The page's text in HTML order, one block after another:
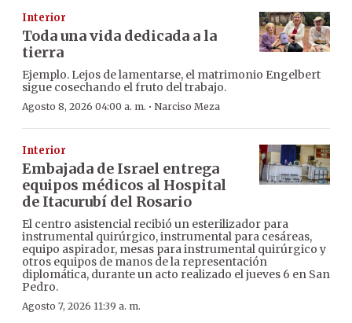
Interior
Toda una vida dedicada a la
tierra
Ejemplo. Lejos de lamentarse, el matrimonio Engelbert
sigue cosechando el fruto del trabajo.
Agosto 8, 2026 04:00 a. m. · Narciso Meza
Interior
Embajada de Israel entrega
equipos médicos al Hospital
de Itacurubí del Rosario
El centro asistencial recibió un esterilizador para
instrumental quirúrgico, instrumental para cesáreas,
equipo aspirador, mesas para instrumental quirúrgico y
otros equipos de manos de la representación
diplomática, durante un acto realizado el jueves 6 en San
Pedro.
Agosto 7, 2026 11:39 a. m.